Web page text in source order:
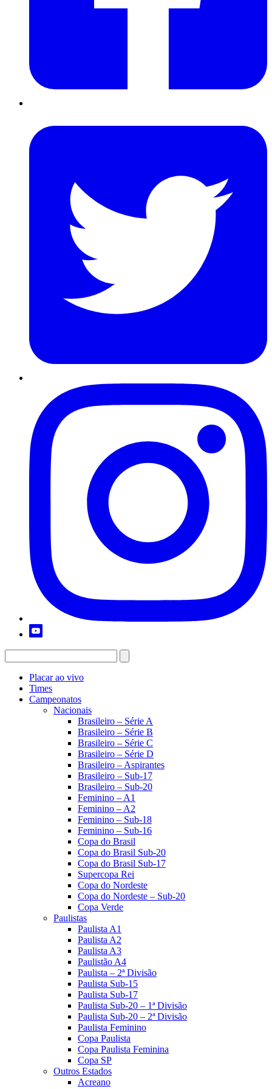
Placar ao vivo
Times
Campeonatos
Nacionais
Brasileiro – Série A
Brasileiro – Série B
Brasileiro – Série C
Brasileiro – Série D
Brasileiro – Aspirantes
Brasileiro – Sub-17
Brasileiro – Sub-20
Feminino – A1
Feminino – A2
Feminino – Sub-18
Feminino – Sub-16
Copa do Brasil
Copa do Brasil Sub-20
Copa do Brasil Sub-17
Supercopa Rei
Copa do Nordeste
Copa do Nordeste – Sub-20
Copa Verde
Paulistas
Paulista A1
Paulista A2
Paulista A3
Paulistão A4
Paulista – 2ª Divisão
Paulista Sub-15
Paulista Sub-17
Paulista Sub-20 – 1ª Divisão
Paulista Sub-20 – 2ª Divisão
Paulista Feminino
Copa Paulista
Copa Paulista Feminina
Copa SP
Outros Estados
Acreano